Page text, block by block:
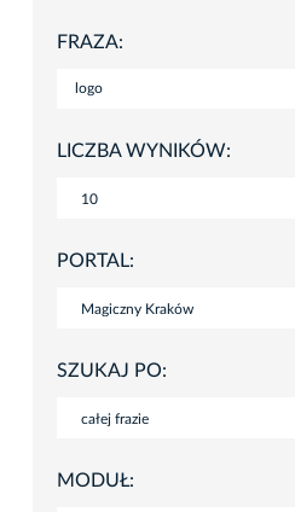
FRAZA:
LICZBA WYNIKÓW:
PORTAL:
SZUKAJ PO:
MODUŁ: